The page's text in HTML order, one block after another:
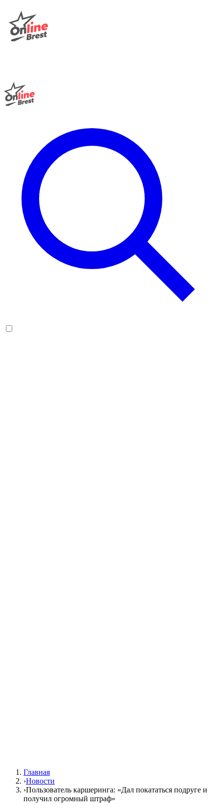
Главная
›Новости
›Пользователь каршеринга: «Дал покататься подруге и
получил огромный штраф»